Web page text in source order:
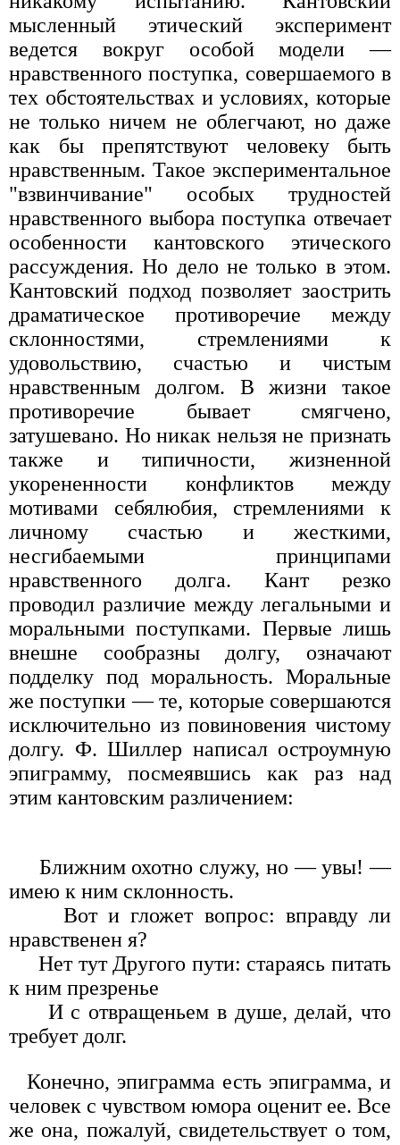
мысленный этический эксперимент
ведется вокруг особой модели —
нравственного поступка, совершаемого в
тех обстоятельствах и условиях, которые
не только ничем не облегчают, но даже
как бы препятствуют человеку быть
нравственным. Такое экспериментальное
"взвинчивание" особых трудностей
нравственного выбора поступка отвечает
особенности кантовского этического
рассуждения. Но дело не только в этом.
Кантовский подход позволяет заострить
драматическое противоречие между
склонностями, стремлениями к
удовольствию, счастью и чистым
нравственным долгом. В жизни такое
противоречие бывает смягчено,
затушевано. Но никак нельзя не признать
также и типичности, жизненной
укорененности конфликтов между
мотивами себялюбия, стремлениями к
личному счастью и жесткими,
несгибаемыми принципами
нравственного долга. Кант резко
проводил различие между легальными и
моральными поступками. Первые лишь
внешне сообразны долгу, означают
подделку под моральность. Моральные
же поступки — те, которые совершаются
исключительно из повиновения чистому
долгу. Ф. Шиллер написал остроумную
эпиграмму, посмеявшись как раз над
этим кантовским различением:
Ближним охотно служу, но — увы! —
имею к ним склонность.
Вот и гложет вопрос: вправду ли
нравственен я?
Нет тут Другого пути: стараясь питать
к ним презренье
И с отвращеньем в душе, делай, что
требует долг.
Конечно, эпиграмма есть эпиграмма, и
человек с чувством юмора оценит ее. Все
же она, пожалуй, свидетельствует о том,